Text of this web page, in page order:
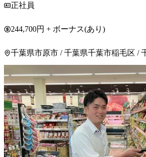
正社員
244,700円 + ボーナス(あり)
千葉県市原市 / 千葉県千葉市稲毛区 /